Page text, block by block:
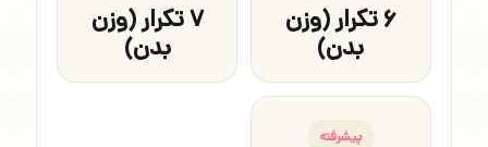
۶ تکرار (وزن
بدن)
۷ تکرار (وزن
بدن)
پیشرفته